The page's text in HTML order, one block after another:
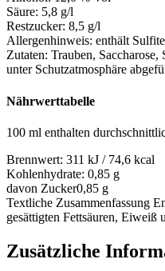
Säure: 5,8 g/l
Restzucker: 8,5 g/l
Allergenhinweis: enthält Sulfite
Zutaten: Trauben,
unter Schutzatmosphäre
Nährwerttabelle
100 ml enthalten
Brennwert: 311 kJ / 74,6 kcal
Kohlenhydrate: 0,85 g
davon Zucker0,85 g
Textliche Zusammenfassung
gesättigten Fettsäuren, Eiweiß
Zusätzliche